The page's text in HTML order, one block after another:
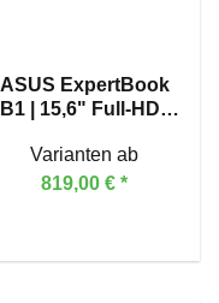
ASUS ExpertBook
B1 | 15,6" Full-HD |
Varianten ab
819,00 € *